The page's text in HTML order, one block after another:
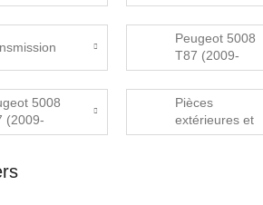
Peugeot 5008
T87 (2009-
2016)
Rozvodovka,
přídavná
převodovka
5008
(2009-
Štítky
Pièces
extérieures et
accessoires de